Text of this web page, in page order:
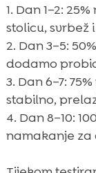
Dan 1–2:
stolicu, svrbež
Dan 3–5:
dodamo
Dan 6–7:
stabilno,
Dan 8–10:
namakanje za